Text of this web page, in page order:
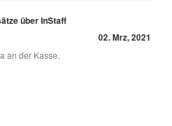
über InStaff
02. Mrz, 2021
an der Kasse.